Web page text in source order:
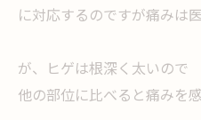
に対応するのですが痛みは
が、ヒゲは根深く太いので
他の部位に比べると痛みを